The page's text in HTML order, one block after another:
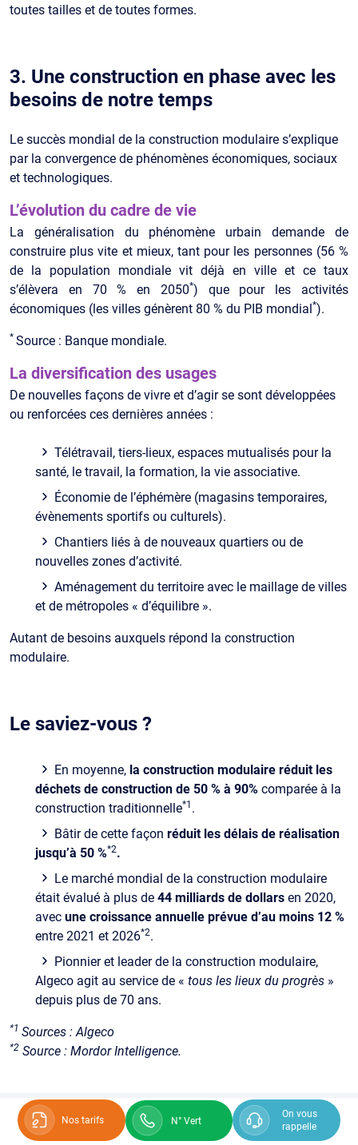
Nos tarifs N° Vert
On vous
rappelle
toutes tailles et de toutes formes.
3. Une construction en phase avec les
besoins de notre temps
Le succès mondial de la construction modulaire s’explique
par la convergence de phénomènes économiques, sociaux
et technologiques.
L’évolution du cadre de vie
La généralisation du phénomène urbain demande de
construire plus vite et mieux, tant pour les personnes (56 %
de la population mondiale vit déjà en ville et ce taux
s’élèvera en 70 % en 2050*) que pour les activités
économiques (les villes génèrent 80 % du PIB mondial *).
* Source : Banque mondiale.
La diversification des usages
De nouvelles façons de vivre et d’agir se sont développées
ou renforcées ces dernières années :
Télétravail, tiers-lieux, espaces mutualisés pour la
santé, le travail, la formation, la vie associative.
Économie de l’éphémère (magasins temporaires,
évènements sportifs ou culturels).
Chantiers liés à de nouveaux quartiers ou de
nouvelles zones d’activité.
Aménagement du territoire avec le maillage de villes
et de métropoles « d’équilibre ».
Autant de besoins auxquels répond la construction
modulaire.
Le saviez-vous ?
En moyenne, la construction modulaire réduit les
déchets de construction de 50 % à 90% comparée à la
construction traditionnelle*1 .
Bâtir de cette façon réduit les délais de réalisation
jusqu’à 50 %*2.
Le marché mondial de la construction modulaire
était évalué à plus de 44 milliards de dollars en 2020,
avec une croissance annuelle prévue d’au moins 12 %
entre 2021 et 2026*2.
Pionnier et leader de la construction modulaire,
Algeco agit au service de « tous les lieux du progrès »
depuis plus de 70 ans.
*1 Sources : Algeco
*2 Source : Mordor Intelligence.